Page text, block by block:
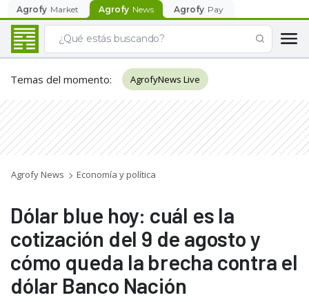
Agrofy Market Agrofy News Agrofy Pay
Temas del momento: AgrofyNews Live
Agrofy News Economía y política
Dólar blue hoy: cuál es la
cotización del 9 de agosto y
cómo queda la brecha contra el
dólar Banco Nación